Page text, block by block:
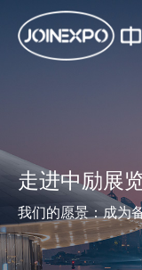
走进中励展
我们的愿景：成为